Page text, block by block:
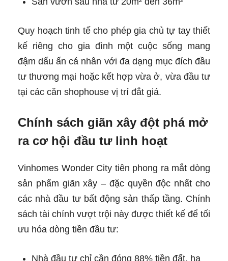
Quy hoạch tinh tế cho phép gia chủ tự tay thiết
kế riêng cho gia đình một cuộc sống mang
đậm dấu ấn cá nhân với đa dạng mục đích đầu
tư thương mại hoặc kết hợp vừa ở, vừa đầu tư
tại các căn shophouse vị trí đắt giá.
Chính sách giãn xây đột phá mở
ra cơ hội đầu tư linh hoạt
Vinhomes Wonder City tiên phong ra mắt dòng
sản phẩm giãn xây – đặc quyền độc nhất cho
các nhà đầu tư bất động sản thấp tầng. Chính
sách tài chính vượt trội này được thiết kế để tối
ưu hóa dòng tiền đầu tư:
Nhà đầu tư chỉ cần đóng 88% tiền đất, hạ